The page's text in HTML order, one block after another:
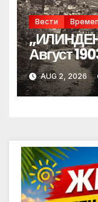
Вести
Август
AUG 2, 2026